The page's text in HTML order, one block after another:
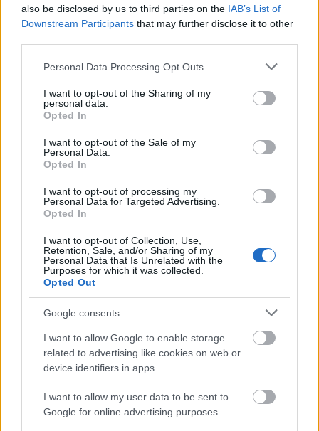
also be disclosed by us to third parties on the IAB’s List of
Downstream Participants that may further disclose it to other
Please note that this website/app uses one or more Google
not limited to your visit or usage behaviour. You may click to
grant or deny consent to Google and its third-party tags to
use your data for below specified purposes in below Google
consent section.
Personal Data Processing Opt Outs
I want to opt-out of the Sharing of my
personal data.
Opted In
I want to opt-out of the Sale of my
Personal Data.
Opted In
I want to opt-out of processing my
Personal Data for Targeted Advertising.
Opted In
I want to opt-out of Collection, Use,
Retention, Sale, and/or Sharing of my
Personal Data that Is Unrelated with the
Purposes for which it was collected.
Opted Out
Google consents
I want to allow Google to enable storage
related to advertising like cookies on web or
device identifiers in apps.
I want to allow my user data to be sent to
Google for online advertising purposes.
Igyekszem a fordulatokat nem felfedni, azonban a
tartalmazhat.
Guggenheim Múzeum, Bilbao
A spanyolországi Bilbaó a kezdeti helyszín, ahol a
Guggenheim Múzeum falai között a jövőkutató
Edmond Kirsch egy rendkívülien biztosított,
lenyűgöző fogadást tart, hogy bejelentse hatalmas
felfedezését. Ügyes marketingfogásaival azt is eléri,
hogy a világon milliók kövessék bemutatóját,
azonban mielőtt a lényegre térhetne, egy lövés véget
vet életének.
Langdon és Vidal közös elhatározásra jutnak,
miszerint nem hagyják, hogy ez az áttörő eredmény